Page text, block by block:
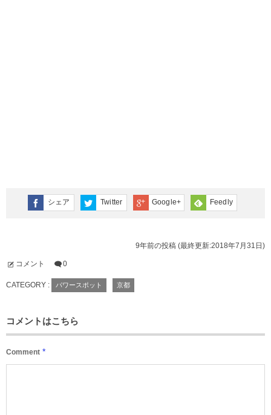
シェア Twitter Google+ Feedly
9年前の投稿 (最終更新:2018年7月31日)
コメント 0
CATEGORY : パワースポット 京都
コメントはこちら
Comment *